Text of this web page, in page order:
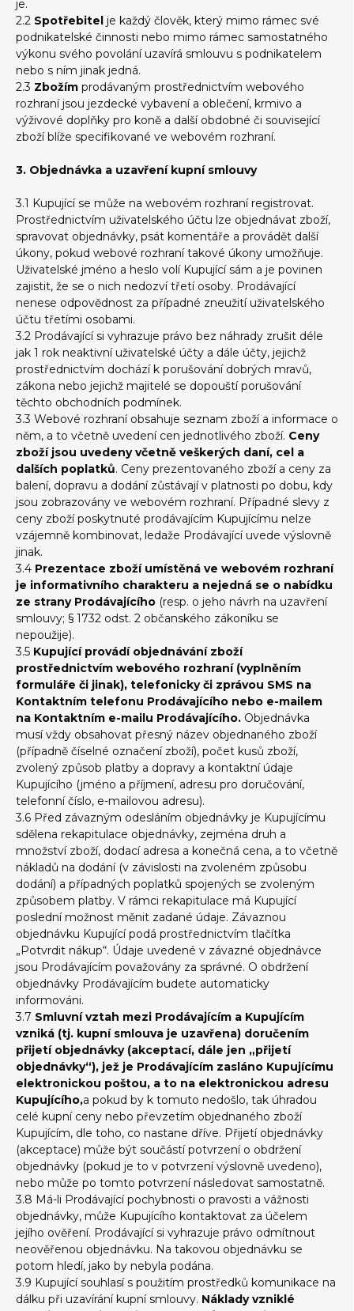
je.
2.2 Spotřebitel je každý člověk, který mimo rámec své
podnikatelské činnosti nebo mimo rámec samostatného
výkonu svého povolání uzavírá smlouvu s podnikatelem
nebo s ním jinak jedná.
2.3 Zbožím prodávaným prostřednictvím webového
rozhraní jsou jezdecké vybavení a oblečení, krmivo a
výživové doplňky pro koně a další obdobné či související
zboží blíže specifikované ve webovém rozhraní.
3. Objednávka a uzavření kupní smlouvy
3.1 Kupující se může na webovém rozhraní registrovat.
Prostřednictvím uživatelského účtu lze objednávat zboží,
spravovat objednávky, psát komentáře a provádět další
úkony, pokud webové rozhraní takové úkony umožňuje.
Uživatelské jméno a heslo volí Kupující sám a je povinen
zajistit, že se o nich nedozví třetí osoby. Prodávající
nenese odpovědnost za případné zneužití uživatelského
účtu třetími osobami.
3.2 Prodávající si vyhrazuje právo bez náhrady zrušit déle
jak 1 rok neaktivní uživatelské účty a dále účty, jejichž
prostřednictvím dochází k porušování dobrých mravů,
zákona nebo jejichž majitelé se dopouští porušování
těchto obchodních podmínek.
3.3 Webové rozhraní obsahuje seznam zboží a informace o
něm, a to včetně uvedení cen jednotlivého zboží. Ceny
zboží jsou uvedeny včetně veškerých daní, cel a
dalších poplatků. Ceny prezentovaného zboží a ceny za
balení, dopravu a dodání zůstávají v platnosti po dobu, kdy
jsou zobrazovány ve webovém rozhraní. Případné slevy z
ceny zboží poskytnuté prodávajícím Kupujícímu nelze
vzájemně kombinovat, ledaže Prodávající uvede výslovně
jinak.
3.4 Prezentace zboží umístěná ve webovém rozhraní
je informativního charakteru a nejedná se o nabídku
ze strany Prodávajícího (resp. o jeho návrh na uzavření
smlouvy; § 1732 odst. 2 občanského zákoníku se
nepoužije).
3.5 Kupující provádí objednávání zboží
prostřednictvím webového rozhraní (vyplněním
formuláře či jinak), telefonicky či zprávou SMS na
Kontaktním telefonu Prodávajícího nebo e-mailem
na Kontaktním e-mailu Prodávajícího. Objednávka
musí vždy obsahovat přesný název objednaného zboží
(případně číselné označení zboží), počet kusů zboží,
zvolený způsob platby a dopravy a kontaktní údaje
Kupujícího (jméno a příjmení, adresu pro doručování,
telefonní číslo, e-mailovou adresu).
3.6 Před závazným odesláním objednávky je Kupujícímu
sdělena rekapitulace objednávky, zejména druh a
množství zboží, dodací adresa a konečná cena, a to včetně
nákladů na dodání (v závislosti na zvoleném způsobu
dodání) a případných poplatků spojených se zvoleným
způsobem platby. V rámci rekapitulace má Kupující
poslední možnost měnit zadané údaje. Závaznou
objednávku Kupující podá prostřednictvím tlačítka
„Potvrdit nákup“. Údaje uvedené v závazné objednávce
jsou Prodávajícím považovány za správné. O obdržení
objednávky Prodávajícím budete automaticky
informováni.
3.7 Smluvní vztah mezi Prodávajícím a Kupujícím
vzniká (tj. kupní smlouva je uzavřena) doručením
přijetí objednávky (akceptací, dále jen „přijetí
objednávky“), jež je Prodávajícím zasláno Kupujícímu
elektronickou poštou, a to na elektronickou adresu
Kupujícího,a pokud by k tomuto nedošlo, tak úhradou
celé kupní ceny nebo převzetím objednaného zboží
Kupujícím, dle toho, co nastane dříve. Přijetí objednávky
(akceptace) může být součástí potvrzení o obdržení
objednávky (pokud je to v potvrzení výslovně uvedeno),
nebo může po tomto potvrzení následovat samostatně.
3.8 Má-li Prodávající pochybnosti o pravosti a vážnosti
objednávky, může Kupujícího kontaktovat za účelem
jejího ověření. Prodávající si vyhrazuje právo odmítnout
neověřenou objednávku. Na takovou objednávku se
potom hledí, jako by nebyla podána.
3.9 Kupující souhlasí s použitím prostředků komunikace na
dálku při uzavírání kupní smlouvy. Náklady vzniklé